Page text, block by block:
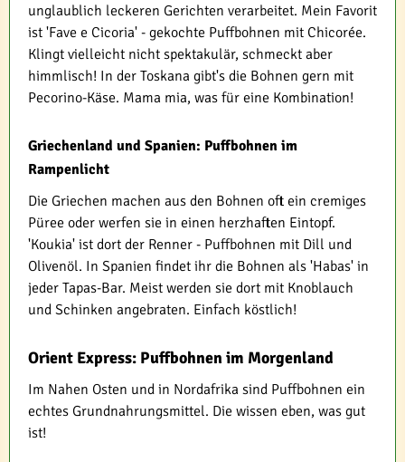
unglaublich leckeren Gerichten verarbeitet. Mein Favorit
ist 'Fave e Cicoria' - gekochte Puffbohnen mit Chicorée.
Klingt vielleicht nicht spektakulär, schmeckt aber
himmlisch! In der Toskana gibt's die Bohnen gern mit
Pecorino-Käse. Mama mia, was für eine Kombination!
Griechenland und Spanien: Puffbohnen im
Rampenlicht
Die Griechen machen aus den Bohnen oft ein cremiges
Püree oder werfen sie in einen herzhaften Eintopf.
'Koukia' ist dort der Renner - Puffbohnen mit Dill und
Olivenöl. In Spanien findet ihr die Bohnen als 'Habas' in
jeder Tapas-Bar. Meist werden sie dort mit Knoblauch
und Schinken angebraten. Einfach köstlich!
Orient Express: Puffbohnen im Morgenland
Im Nahen Osten und in Nordafrika sind Puffbohnen ein
echtes Grundnahrungsmittel. Die wissen eben, was gut
ist!